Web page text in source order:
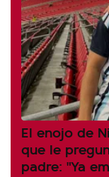
El enojo de
que le
padre: "Ya